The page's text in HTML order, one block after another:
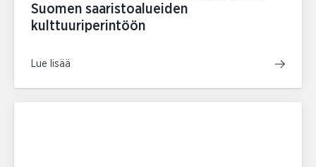
Suomen saaristoalueiden
kulttuuriperintöön
Lue lisää